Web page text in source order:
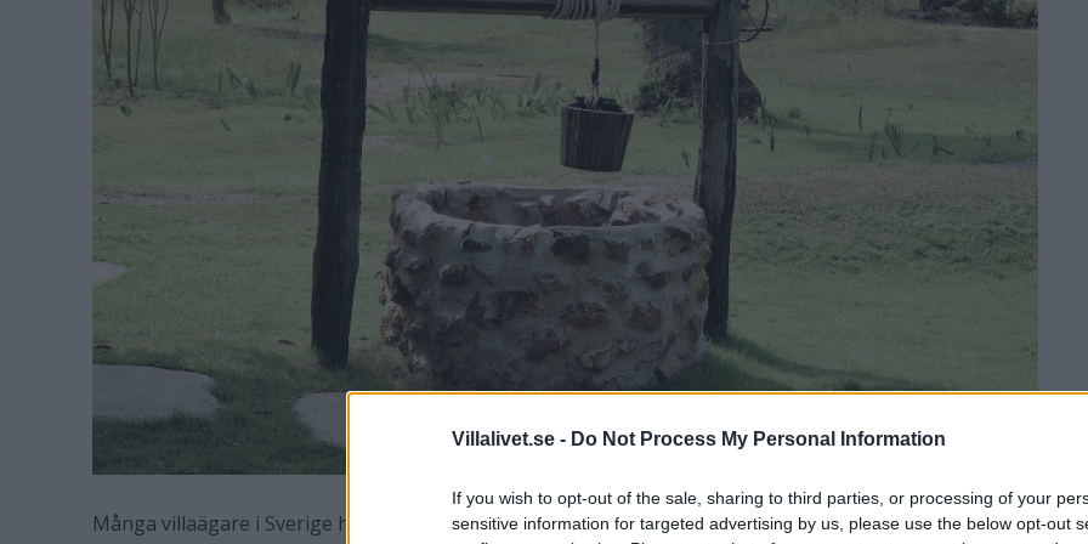
Villalivet.se - Do Not Process My Personal Information
If you wish to opt-out of the sale, sharing to third parties, or processing of your
sensitive information for targeted advertising by us, please use the below opt-out
Många villaägare i Sverige har egen brunn som försörjer hushållet med vatten. Det är både praktiskt